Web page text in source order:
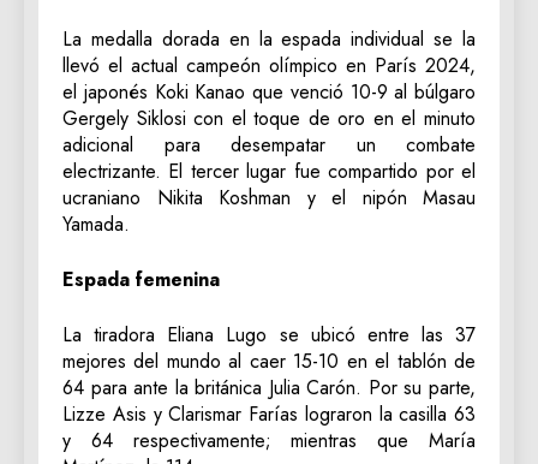
La medalla dorada en la espada individual se la
llevó el actual campeón olímpico en París 2024,
el japonés Koki Kanao que venció 10-9 al búlgaro
Gergely Siklosi con el toque de oro en el minuto
adicional para desempatar un combate
electrizante. El tercer lugar fue compartido por el
ucraniano Nikita Koshman y el nipón Masau
Yamada.
Espada femenina
La tiradora Eliana Lugo se ubicó entre las 37
mejores del mundo al caer 15-10 en el tablón de
64 para ante la británica Julia Carón. Por su parte,
Lizze Asis y Clarismar Farías lograron la casilla 63
y 64 respectivamente; mientras que María